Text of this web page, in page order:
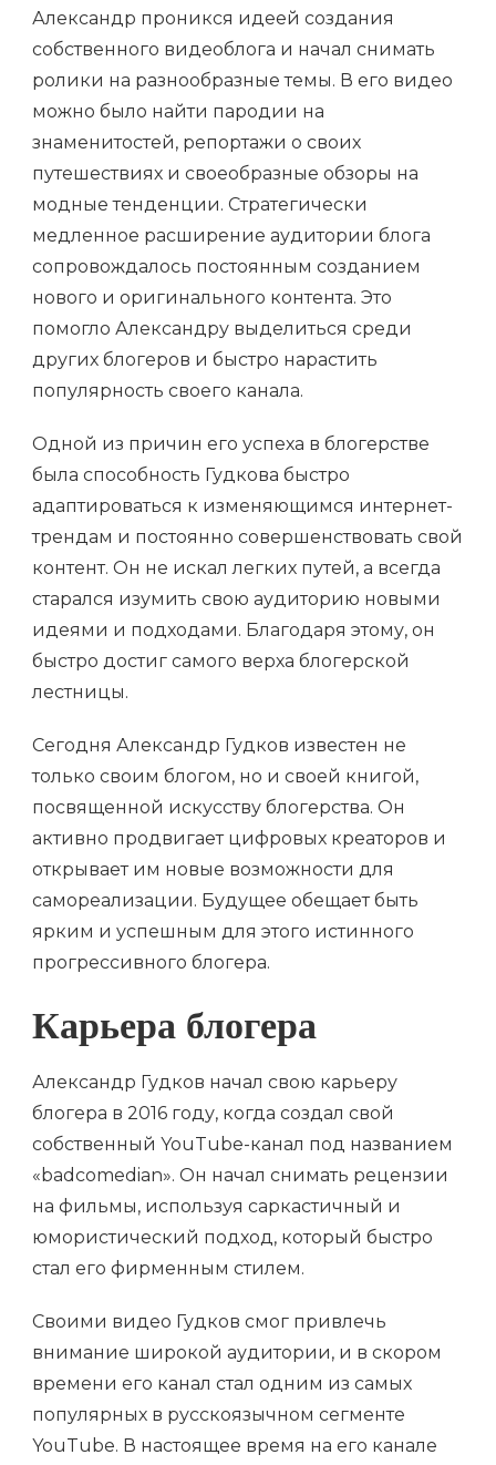
Александр проникся идеей создания
собственного видеоблога и начал снимать
ролики на разнообразные темы. В его видео
можно было найти пародии на
знаменитостей, репортажи о своих
путешествиях и своеобразные обзоры на
модные тенденции. Стратегически
медленное расширение аудитории блога
сопровождалось постоянным созданием
нового и оригинального контента. Это
помогло Александру выделиться среди
других блогеров и быстро нарастить
популярность своего канала.
Одной из причин его успеха в блогерстве
была способность Гудкова быстро
адаптироваться к изменяющимся интернет-
трендам и постоянно совершенствовать свой
контент. Он не искал легких путей, а всегда
старался изумить свою аудиторию новыми
идеями и подходами. Благодаря этому, он
быстро достиг самого верха блогерской
лестницы.
Сегодня Александр Гудков известен не
только своим блогом, но и своей книгой,
посвященной искусству блогерства. Он
активно продвигает цифровых креаторов и
открывает им новые возможности для
самореализации. Будущее обещает быть
ярким и успешным для этого истинного
прогрессивного блогера.
Карьера блогера
Александр Гудков начал свою карьеру
блогера в 2016 году, когда создал свой
собственный YouTube-канал под названием
«badcomedian». Он начал снимать рецензии
на фильмы, используя саркастичный и
юмористический подход, который быстро
стал его фирменным стилем.
Своими видео Гудков смог привлечь
внимание широкой аудитории, и в скором
времени его канал стал одним из самых
популярных в русскоязычном сегменте
YouTube. В настоящее время на его канале